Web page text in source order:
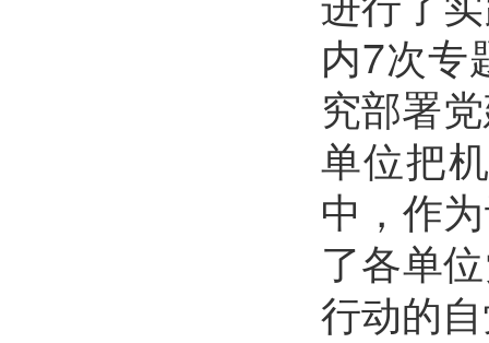
内7次专
究部署
单位把
中，作
了各单
行动的